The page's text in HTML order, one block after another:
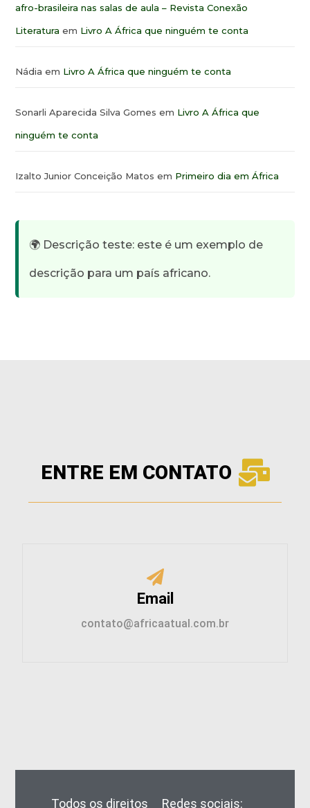
afro-brasileira nas salas de aula – Revista Conexão
Literatura em Livro A África que ninguém te conta
Nádia em Livro A África que ninguém te conta
Sonarli Aparecida Silva Gomes em Livro A África que
ninguém te conta
Izalto Junior Conceição Matos em Primeiro dia em África
🌍 Descrição teste: este é um exemplo de
descrição para um país africano.
ENTRE EM CONTATO
Email
contato@africaatual.com.br
Todos os direitos Redes sociais: